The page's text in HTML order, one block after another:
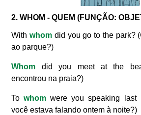
2. WHOM - QUEM (FUNÇÃO:
Withwhom did you go to the park?
ao parque?)
Whom did you meet at the
encontrou na praia?)
Towhom were you speaking last
você estava falando ontem à noite?)